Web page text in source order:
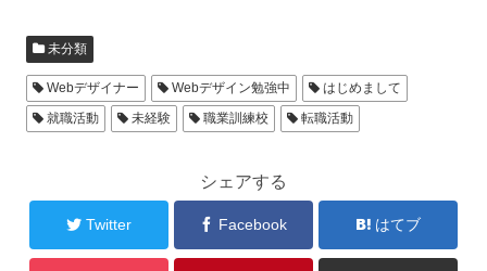
未分類
Webデザイナー Webデザイン勉強中
はじめまして
就職活動
未経験 職業訓練校 転職活動
シェアする
Twitter Facebook はてブ